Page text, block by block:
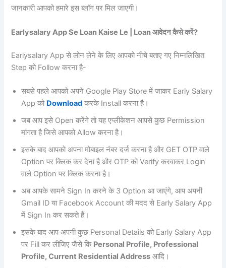
जानकारी आपको हमारे इस ब्लॉग पर मिल जाएगी।
Earlysalary App Se Loan Kaise Le | Loan आवेदन कैसे करें?
Earlysalary App से लोन लेने के लिए आपको नीचे बताए गए निम्नलिखित
Step को Follow करना है-
सबसे पहले आपको अपने Google Play Store में जाकर Early Salary
App को Download करके Install करना है।
जब आप इसे Open करेंगे तो यह एप्लीकेशन आपसे कुछ Permission
मांगता है जिसे आपको Allow करना है।
इसके बाद आपको अपना मोबाइल नंबर दर्ज करना है और GET OTP वाले
Option पर क्लिक कर देना है और OTP को Verify करवाकर Login
वाले Option पर क्लिक करना है।
अब आपके सामने Sign In करने के 3 Option आ जाएंगे, आप अपनी
Gmail ID या Facebook Account की मदद से Early Salary App
में Sign In कर सकते हैं।
इसके बाद आप अपनी कुछ Personal Details को Early Salary App
पर Fill कर लीजिए जैसे कि Personal Profile, Professional
Profile, Current Residential Address आदि।